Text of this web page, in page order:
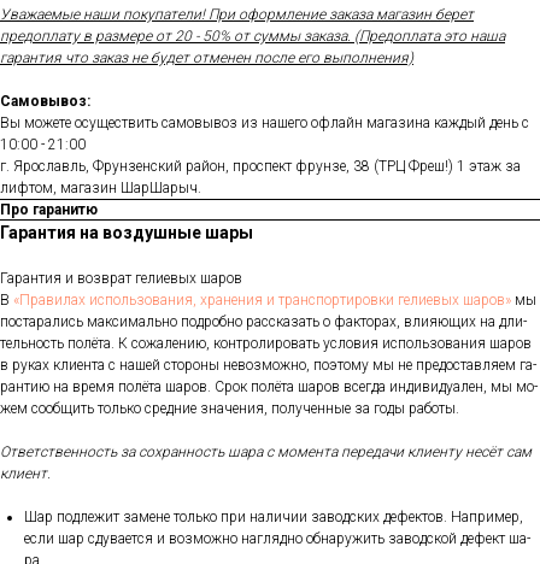
Уважаемые наши покупатели! При оформление заказа магазин берет
предоплату в размере от 20 - 50% от суммы заказа. (Предоплата это наша
гарантия что заказ не будет отменен после его выполнения)
Самовывоз:
Вы можете осуществить самовывоз из нашего офлайн магазина каждый день с
10:00 - 21:00
г. Ярославль, Фрунзенский район, проспект фрунзе, 38 (ТРЦ Фреш!) 1 этаж за
лифтом, магазин ШарШарыч.
Про гаранитю
Гарантия на воздушные шары
Га­ран­тия и воз­врат ге­ли­евых ша­ров
В «Пра­ви­лах ис­поль­зо­ва­ния, хра­не­ния и тран­спор­ти­ров­ки ге­ли­евых ша­ров» мы
пос­та­рались мак­си­маль­но под­робно рас­ска­зать о фак­то­рах, вли­яющих на дли­
тель­ность по­лёта. К со­жале­нию, кон­тро­лиро­вать ус­ло­вия ис­поль­зо­вания ша­ров
в ру­ках кли­ен­та с на­шей сто­роны не­воз­можно, по­это­му мы не пре­дос­тавля­ем га­
ран­тию на вре­мя по­лёта ша­ров. Срок по­лёта ша­ров всег­да ин­ди­виду­ален, мы мо­
жем со­об­щить толь­ко сред­ние зна­чения, по­лучен­ные за го­ды ра­боты.
От­ветс­твен­ность за сох­ранность ша­ра с мо­мен­та пе­реда­чи кли­ен­ту не­сёт сам
кли­ент.
Шар под­ле­жит за­мене толь­ко при на­личии за­вод­ских де­фек­тов. Нап­ри­мер,
ес­ли шар сду­ва­ет­ся и воз­можно наг­лядно об­на­ружить за­вод­ской де­фект ша­